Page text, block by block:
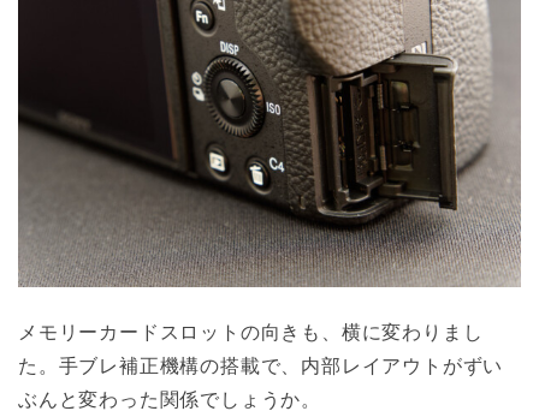
メモリーカードスロットの向きも、横に変わりまし
た。手ブレ補正機構の搭載で、内部レイアウトがずい
ぶんと変わった関係でしょうか。